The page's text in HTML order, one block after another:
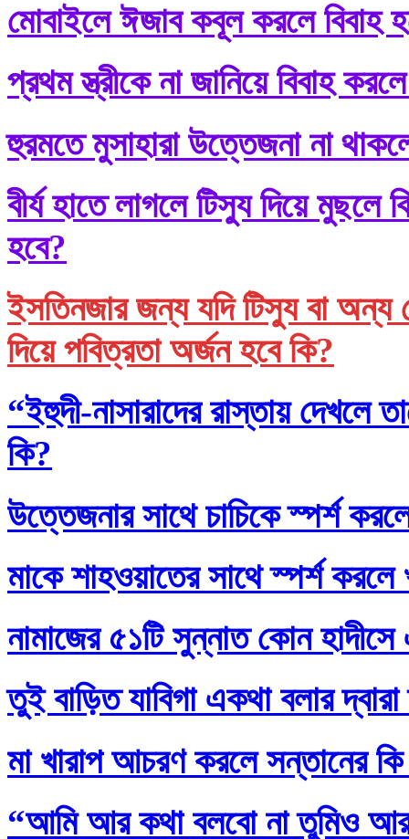
মোবাইলে ঈজাব কবূল করলে বিবাহ
প্রথম স্ত্রীকে না জানিয়ে বিবাহ
হুরমতে মুসাহারা উত্তেজনা না
বীর্য হাতে লাগলে টিস্যু দিয়ে
হবে?
ইসতিনজার জন্য যদি টিস্যু বা অন্য
দিয়ে পবিত্রতা অর্জন হবে কি?
“ইহুদী-নাসারাদের রাস্তায় দেখলে
কি?
উত্তেজনার সাথে চাচিকে স্পর্শ
মাকে শাহওয়াতের সাথে স্পর্শ করলে
নামাজের ৫১টি সুন্নাত কোন হাদীসে
তুই বাড়িত যাবিগা একথা বলার
মা খারাপ আচরণ করলে সন্তানের
“আমি আর কথা বলবো না তুমিও আর